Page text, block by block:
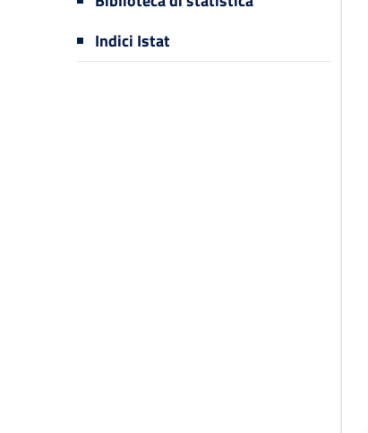
Indici Istat